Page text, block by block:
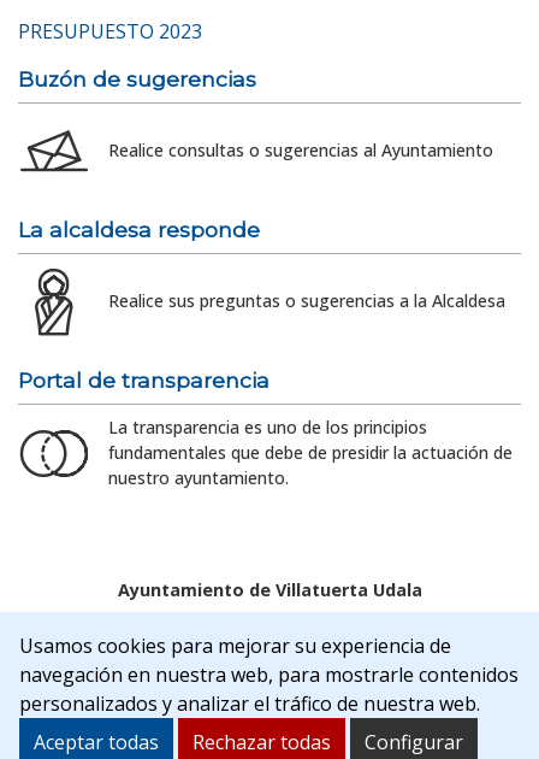
PRESUPUESTO 2023
Buzón de sugerencias
Realice consultas o sugerencias al Ayuntamiento
La alcaldesa responde
Realice sus preguntas o sugerencias a la Alcaldesa
Portal de transparencia
La transparencia es uno de los principios
fundamentales que debe de presidir la actuación de
nuestro ayuntamiento.
Ayuntamiento de Villatuerta Udala
Aviso de privacidad
C/Rua Nueva, 22 | 31132 | Villatuerta (NAVARRA)
Tel. 948 541175
alcaldia@villatuerta.es
Usamos cookies para mejorar su experiencia de
navegación en nuestra web, para mostrarle contenidos
personalizados y analizar el tráfico de nuestra web.
Aceptar todas
Rechazar todas Configurar